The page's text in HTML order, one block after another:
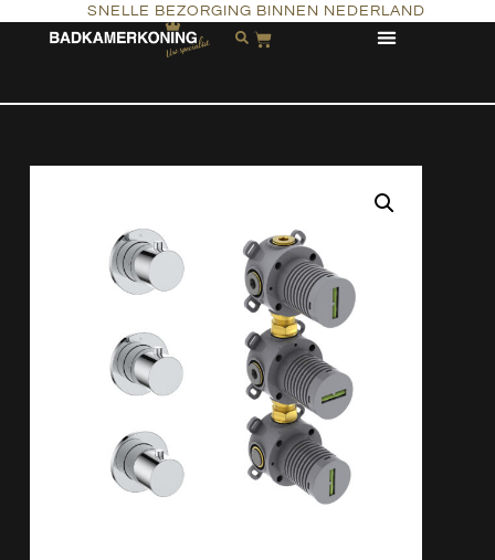
SNELLE BEZORGING BINNEN NEDERLAND